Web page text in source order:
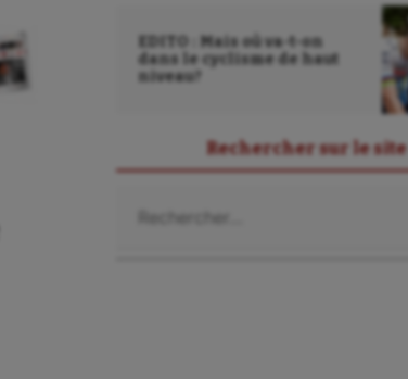
EDITO : Mais où va-t-on
dans le cyclisme de haut
niveau?
Rechercher sur le site